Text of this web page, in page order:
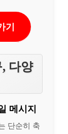
기
다양
메시지
단순히 축